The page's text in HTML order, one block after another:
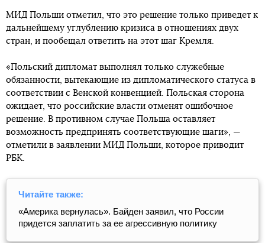
МИД Польши отметил, что это решение только приведет к
дальнейшему углублению кризиса в отношениях двух
стран, и пообещал ответить на этот шаг Кремля.
«Польский дипломат выполнял только служебные
обязанности, вытекающие из дипломатического статуса в
соответствии с Венской конвенцией. Польская сторона
ожидает, что российские власти отменят ошибочное
решение. В противном случае Польша оставляет
возможность предпринять соответствующие шаги», —
отметили в заявлении МИД Польши, которое приводит
РБК.
Читайте также:
«Америка вернулась». Байден заявил, что России
придется заплатить за ее агрессивную политику